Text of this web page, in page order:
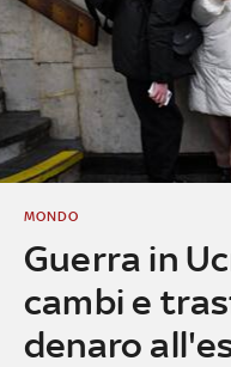
Guerra in
cambi e
denaro
MONDO